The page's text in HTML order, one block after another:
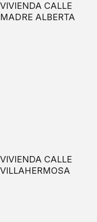
VIVIENDA CALLE
MADRE ALBERTA
VIVIENDA CALLE
VILLAHERMOSA